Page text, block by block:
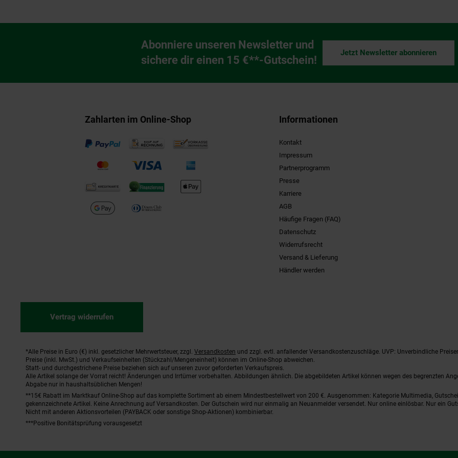
Newsletter Anmeldung
Abonniere unseren Newsletter und
sichere dir einen 15 €**-Gutschein!
Jetzt Newsletter abonnieren
Zahlarten im Online-Shop Informationen
Kontakt
Impressum
Partnerprogramm
Presse
Karriere
AGB
Häufige Fragen (FAQ)
Datenschutz
Widerrufsrecht
Versand & Lieferung
Händler werden
Vertrag widerrufen
Fußnoten
*Alle Preise in Euro (€) inkl. gesetzlicher Mehrwertsteuer, zzgl. Versandkosten und zzgl. evtl. anfallender Versandkostenzuschläge. UVP: Unverbindliche
Preise (inkl. MwSt.) und Verkaufseinheiten (Stückzahl/Mengeneinheit) können im Online-Shop abweichen.
Statt- und durchgestrichene Preise beziehen sich auf unseren zuvor geforderten Verkaufspreis.
Alle Artikel solange der Vorrat reicht! Änderungen und Irrtümer vorbehalten. Abbildungen ähnlich. Die abgebildeten Artikel können wegen des begrenzten
Abgabe nur in haushaltsüblichen Mengen!
**15€ Rabatt im Marktkauf Online-Shop auf das komplette Sortiment ab einem Mindestbestellwert von 200 €. Ausgenommen: Kategorie Multimedia,
gekennzeichnete Artikel. Keine Anrechnung auf Versandkosten. Der Gutschein wird nur einmalig an Neuanmelder versendet. Nur online einlösbar. Nur ein
Nicht mit anderen Aktionsvorteilen (PAYBACK oder sonstige Shop-Aktionen) kombinierbar.
***Positive Bonitätsprüfung vorausgesetzt